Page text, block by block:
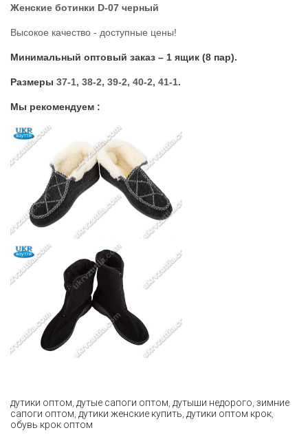
Женские ботинки D-07 черный
Высокое качество - доступные цены!
Минимальный оптовый заказ – 1 ящик (8 пар).
Размеры 37-1, 38-2, 39-2, 40-2, 41-1.
Мы рекомендуем :
дутики оптом дутые сапоги оптом дутыши недорого зимние
сапоги оптом дутики женские купить дутики оптом крок
обувь крок оптом